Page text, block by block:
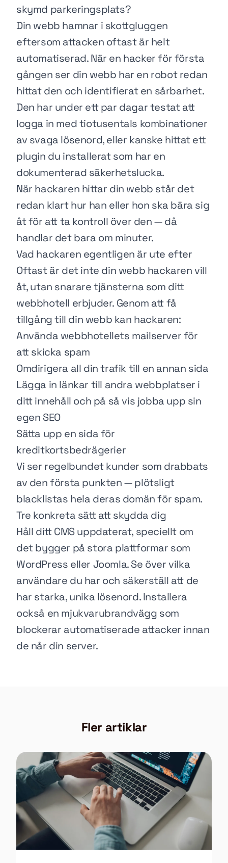
skymd parkeringsplats?
Din webb hamnar i skottgluggen
eftersom attacken oftast är helt
automatiserad. När en hacker för första
gången ser din webb har en robot redan
hittat den och identifierat en sårbarhet.
Den har under ett par dagar testat att
logga in med tiotusentals kombinationer
av svaga lösenord, eller kanske hittat ett
plugin du installerat som har en
dokumenterad säkerhetslucka.
När hackaren hittar din webb står det
redan klart hur han eller hon ska bära sig
åt för att ta kontroll över den — då
handlar det bara om minuter.
Vad hackaren egentligen är ute efter
Oftast är det inte din webb hackaren vill
åt, utan snarare tjänsterna som ditt
webbhotell erbjuder. Genom att få
tillgång till din webb kan hackaren:
Använda webbhotellets mailserver för
att skicka spam
Omdirigera all din trafik till en annan sida
Lägga in länkar till andra webbplatser i
ditt innehåll och på så vis jobba upp sin
egen SEO
Sätta upp en sida för
kreditkortsbedrägerier
Vi ser regelbundet kunder som drabbats
av den första punkten — plötsligt
blacklistas hela deras domän för spam.
Tre konkreta sätt att skydda dig
Håll ditt CMS uppdaterat, speciellt om
det bygger på stora plattformar som
WordPress eller Joomla. Se över vilka
användare du har och säkerställ att de
har starka, unika lösenord. Installera
också en mjukvarubrandvägg som
blockerar automatiserade attacker innan
de når din server.
Fler artiklar